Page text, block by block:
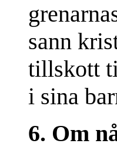
sann
tillskott
i sina
6. Om